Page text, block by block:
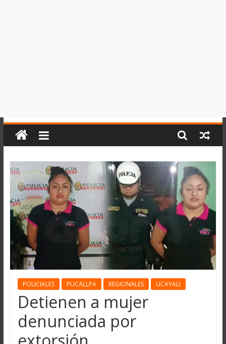
POLICIALES PUCALLPA REGIONALES UCAYALI
Detienen a mujer
denunciada por